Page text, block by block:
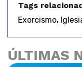
Tags
Exorcismo,
ÚLTIMAS